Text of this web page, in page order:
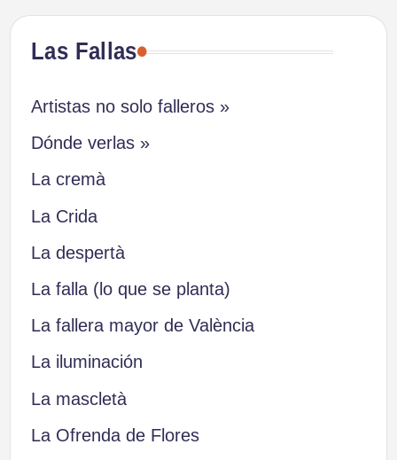
Las Fallas
Artistas no solo falleros »
Dónde verlas »
La cremà
La Crida
La despertà
La falla (lo que se planta)
La fallera mayor de València
La iluminación
La mascletà
La Ofrenda de Flores